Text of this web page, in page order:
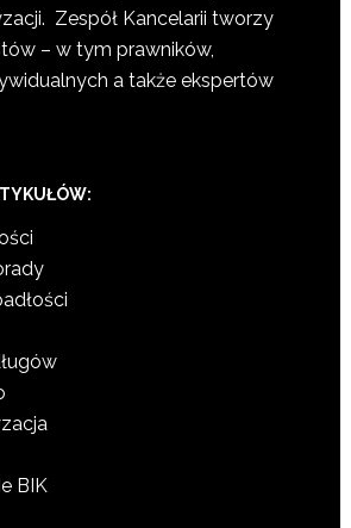
Zespół Kancelarii tworzy
– w tym prawników,
a także ekspertów
BIK